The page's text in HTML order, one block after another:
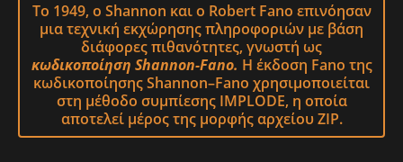
Το 1949, ο Shannon και ο Robert Fano επινόησαν
μια τεχνική εκχώρησης πληροφοριών με βάση
διάφορες πιθανότητες, γνωστή ως
κωδικοποίηση Shannon-Fano. Η έκδοση Fano της
κωδικοποίησης Shannon–Fano χρησιμοποιείται
στη μέθοδο συμπίεσης IMPLODE, η οποία
αποτελεί μέρος της μορφής αρχείου ZIP.